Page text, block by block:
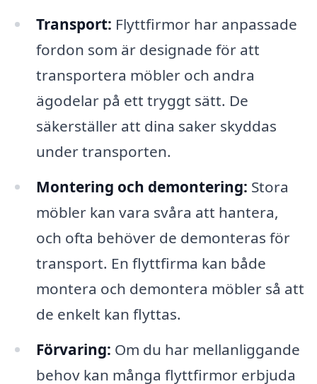
Transport: Flyttfirmor har anpassade
fordon som är designade för att
transportera möbler och andra
ägodelar på ett tryggt sätt. De
säkerställer att dina saker skyddas
under transporten.
Montering och demontering: Stora
möbler kan vara svåra att hantera,
och ofta behöver de demonteras för
transport. En flyttfirma kan både
montera och demontera möbler så att
de enkelt kan flyttas.
Förvaring: Om du har mellanliggande
behov kan många flyttfirmor erbjuda